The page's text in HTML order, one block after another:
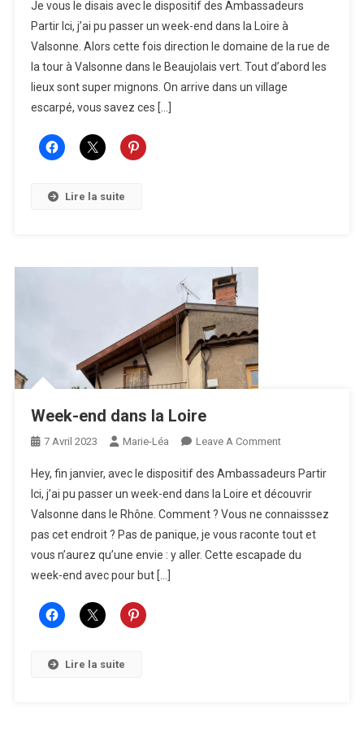
De
La
Rue
De
La
Je vous le disais avec le dispositif des Ambassadeurs
Partir Ici, j’ai pu passer un week-end dans la Loire à
Valsonne. Alors cette fois direction le domaine de la rue de
la tour à Valsonne dans le Beaujolais vert. Tout d’abord les
lieux sont super mignons. On arrive dans un village
escarpé, vous savez ces […]
Lire la suite
Week-end dans la Loire
7 Avril 2023 Marie-Léa Leave A CommentOn
End
Dans
La
Loire
Hey, fin janvier, avec le dispositif des Ambassadeurs Partir
Ici, j’ai pu passer un week-end dans la Loire et découvrir
Valsonne dans le Rhône. Comment ? Vous ne connaisssez
pas cet endroit ? Pas de panique, je vous raconte tout et
vous n’aurez qu’une envie : y aller. Cette escapade du
week-end avec pour but […]
Lire la suite